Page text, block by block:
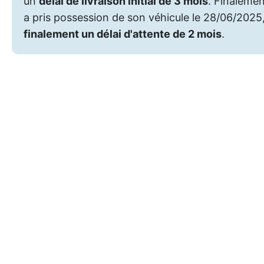
a pris possession de son véhicule le 28/06/
finalement un délai d'attente de 2 mois.